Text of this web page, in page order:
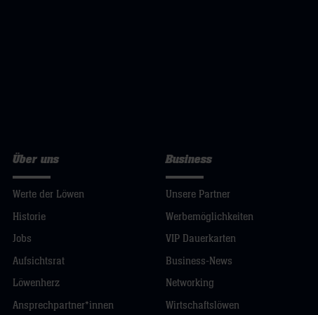
Über uns
Werte der Löwen
Historie
Jobs
Aufsichtsrat
Löwenherz
Ansprechpartner*innen
Business
Unsere Partner
Werbemöglichkeiten
VIP Dauerkarten
Business-News
Networking
Wirtschaftslöwen